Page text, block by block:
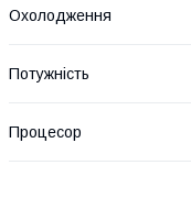
Охолодження
Потужність
Процесор